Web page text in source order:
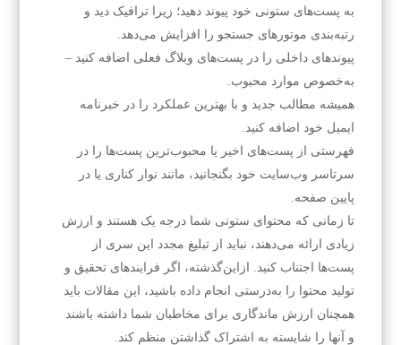
به پست‌های ستونی خود پیوند دهید؛ زیرا ترافیک دید و
رتبه‌بندی موتورهای جستجو را افزایش می‌دهد.
پیوندهای داخلی را در پست‌های وبلاگ فعلی اضافه کنید –
به‌خصوص موارد محبوب.
همیشه مطالب جدید و با بهترین عملکرد را در خبرنامه
ایمیل خود اضافه کنید.
فهرستی از پست‌های اخیر یا محبوب‌ترین پست‌ها را در
سرتاسر وب‌سایت خود بگنجانید، مانند نوار کناری یا در
پایین صفحه.
تا زمانی که محتوای ستونی شما درجه یک هستند و ارزش
زیادی ارائه می‌دهند، نباید از تبلیغ مجدد این سری از
پست‌ها اجتناب کنید. ازاین‌گذشته، اگر فرایندهای تحقیق و
تولید محتوا را به‌درستی انجام داده باشید، این مقالات باید
همچنان ارزش ماندگاری برای مخاطبان شما داشته باشند
و آنها را شایسته به اشتراک گذاشتن منظم کند.